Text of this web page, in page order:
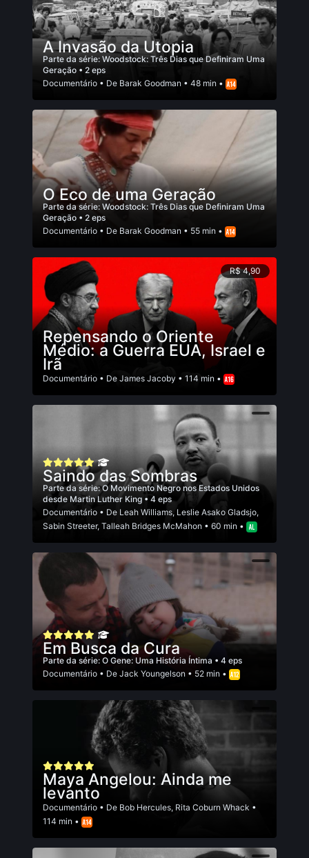
A Invasão da Utopia
Parte da série: Woodstock: Três Dias que Definiram Uma
Geração • 2 eps
Documentário • De Barak Goodman • 48 min •
O Eco de uma Geração
Parte da série: Woodstock: Três Dias que Definiram Uma
Geração • 2 eps
Documentário • De Barak Goodman • 55 min •
R$ 4,90
Repensando o Oriente
Médio: a Guerra EUA, Israel e
Irã
Documentário • De James Jacoby • 114 min •
Saindo das Sombras
Parte da série:O Movimento Negro nos Estados Unidos
desde Martin Luther King • 4 eps
Documentário • De Leah Williams, Leslie Asako Gladsjo,
Sabin Streeter, Talleah Bridges McMahon • 60 min •
Em Busca da Cura
Parte da série: O Gene: Uma História Íntima • 4 eps
Documentário • De Jack Youngelson • 52 min •
Maya Angelou: Ainda me
levanto
Documentário • De Bob Hercules, Rita Coburn Whack •
114 min •